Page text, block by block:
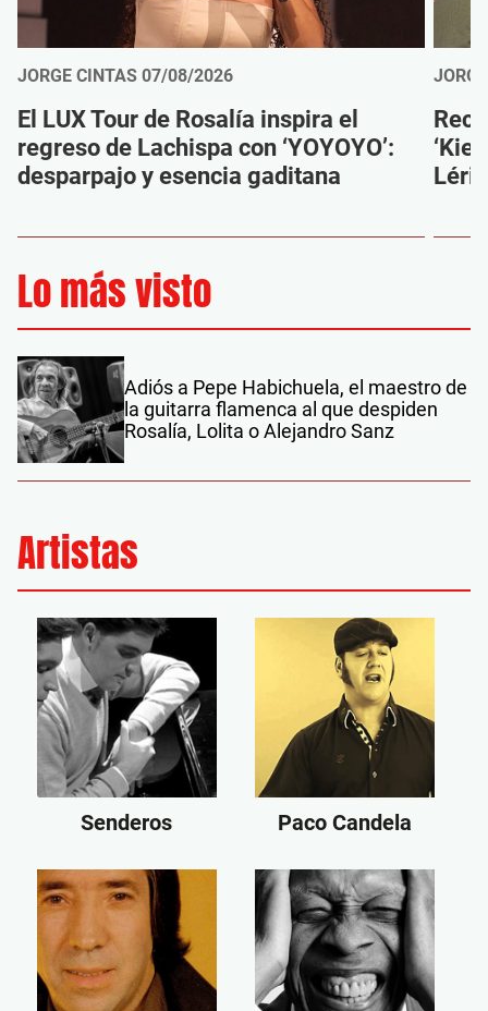
JORGE CINTAS 07/08/2026
El LUX Tour de Rosalía inspira el
regreso de Lachispa con ‘YOYOYO’:
desparpajo y esencia gaditana
Lo más visto
Adiós a Pepe Habichuela, el maestro de
la guitarra flamenca al que despiden
Rosalía, Lolita o Alejandro Sanz
Artistas
Senderos Paco Candela